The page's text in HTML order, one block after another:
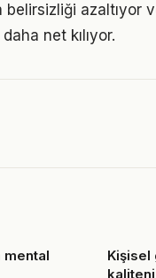
azaltıyor
net kılıyor.
Kişisel